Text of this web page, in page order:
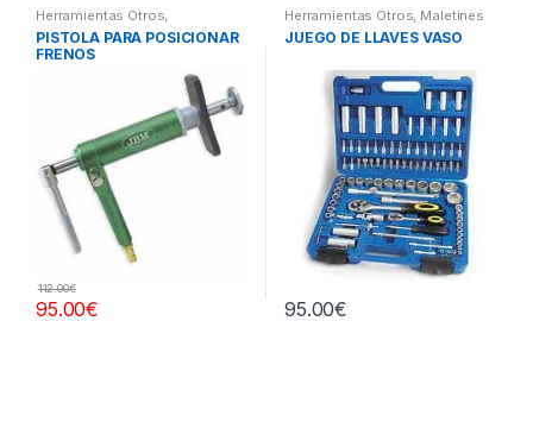
Herramientas Otros,
Herramientas Frenos y
Refrigeración
PISTOLA PARA POSICIONAR
FRENOS
95.00€
112.00€
Herramientas Otros, Maletines
Herramientas, Extractores,
Compresímetros, otros
JUEGO DE LLAVES VASO
95.00€